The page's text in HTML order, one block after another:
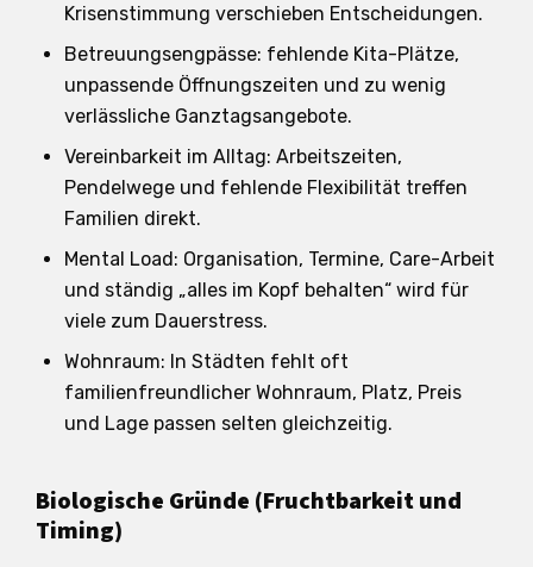
Krisenstimmung verschieben Entscheidungen.
Betreuungsengpässe: fehlende Kita-Plätze,
unpassende Öffnungszeiten und zu wenig
verlässliche Ganztagsangebote.
Vereinbarkeit im Alltag: Arbeitszeiten,
Pendelwege und fehlende Flexibilität treffen
Familien direkt.
Mental Load: Organisation, Termine, Care-Arbeit
und ständig „alles im Kopf behalten“ wird für
viele zum Dauerstress.
Wohnraum: In Städten fehlt oft
familienfreundlicher Wohnraum, Platz, Preis
und Lage passen selten gleichzeitig.
Biologische Gründe (Fruchtbarkeit und
Timing)